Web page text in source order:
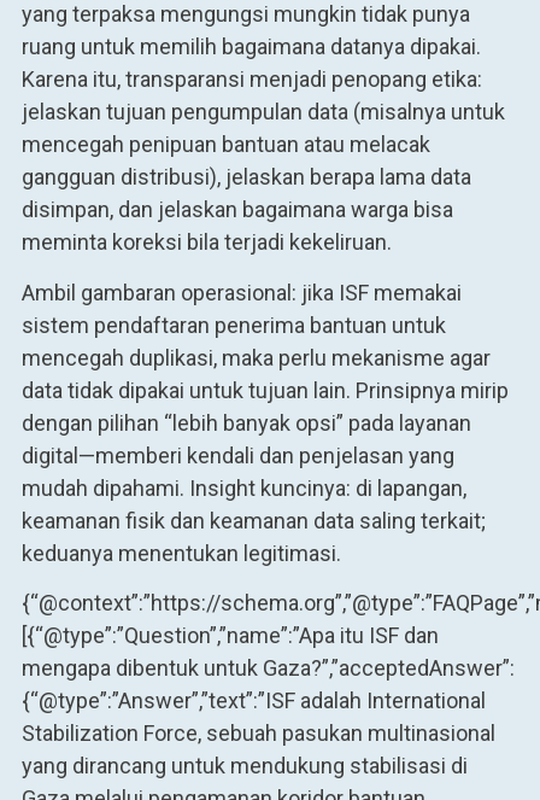
yang terpaksa mengungsi mungkin tidak punya
ruang untuk memilih bagaimana datanya dipakai.
Karena itu, transparansi menjadi penopang etika:
jelaskan tujuan pengumpulan data (misalnya untuk
mencegah penipuan bantuan atau melacak
gangguan distribusi), jelaskan berapa lama data
disimpan, dan jelaskan bagaimana warga bisa
meminta koreksi bila terjadi kekeliruan.
Ambil gambaran operasional: jika ISF memakai
sistem pendaftaran penerima bantuan untuk
mencegah duplikasi, maka perlu mekanisme agar
data tidak dipakai untuk tujuan lain. Prinsipnya mirip
dengan pilihan “lebih banyak opsi” pada layanan
digital—memberi kendali dan penjelasan yang
mudah dipahami. Insight kuncinya: di lapangan,
keamanan fisik dan keamanan data saling terkait;
keduanya menentukan legitimasi.
{“@context”:”https://
[{“@type”:”Question”,”name”:”Apa itu ISF dan
mengapa dibentuk untuk Gaza?”,”acceptedAnswer”:
{“@type”:”Answer”,”text”:”ISF adalah International
Stabilization Force, sebuah pasukan multinasional
yang dirancang untuk mendukung stabilisasi di